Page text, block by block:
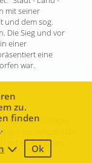
2 km
Mapboxcontributors,
mit seiner
und dem sog.
Die Sieg und vor
einer
eine
war.
vorsichtiges
der Wegstrecke
mit einem guten
zu.
finden
.
Ok